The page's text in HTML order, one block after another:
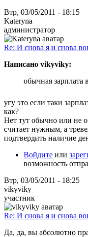
Втр, 03/05/2011 - 18:15
Kateryna
администратор
Re: И снова я и снова
Написано vikyviky:
обычная зарплата
угу это если таки
как?
Нет тут обычно или не
считает нужным, а
подтвердить наличие
Войдите или
возможность
Втр, 03/05/2011 - 18:25
vikyviky
участник
Re: И снова я и снова
Да, да, вы абсолютно